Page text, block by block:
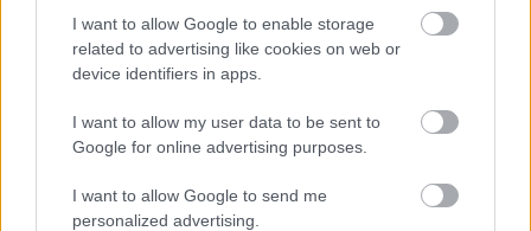
I want to allow Google to enable storage
related to advertising like cookies on web or
device identifiers in apps.
I want to allow my user data to be sent to
Google for online advertising purposes.
I want to allow Google to send me
personalized advertising.
Felső lécek és kapufák sorozata: Rezes helyzete
1:28-tól, Bakosé 4:49-től, Starostáé 5:00-tól